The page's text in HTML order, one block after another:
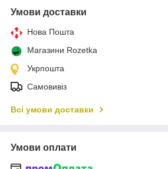
Умови доставки
Нова Пошта
Магазини Rozetka
Укрпошта
Самовивіз
Всі умови доставки
Умови оплати